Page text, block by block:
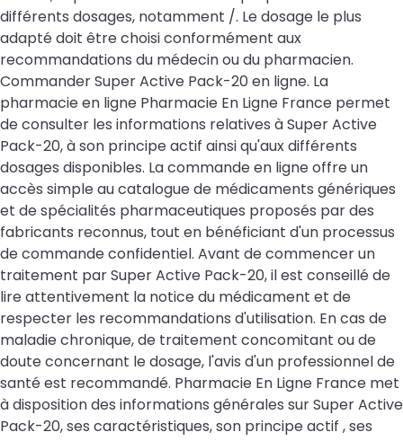
différents dosages, notamment /. Le dosage le plus
adapté doit être choisi conformément aux
recommandations du médecin ou du pharmacien.
Commander Super Active Pack-20 en ligne. La
pharmacie en ligne Pharmacie En Ligne France permet
de consulter les informations relatives à Super Active
Pack-20, à son principe actif ainsi qu'aux différents
dosages disponibles. La commande en ligne offre un
accès simple au catalogue de médicaments génériques
et de spécialités pharmaceutiques proposés par des
fabricants reconnus, tout en bénéficiant d'un processus
de commande confidentiel. Avant de commencer un
traitement par Super Active Pack-20, il est conseillé de
lire attentivement la notice du médicament et de
respecter les recommandations d'utilisation. En cas de
maladie chronique, de traitement concomitant ou de
doute concernant le dosage, l'avis d'un professionnel de
santé est recommandé. Pharmacie En Ligne France met
à disposition des informations générales sur Super Active
Pack-20, ses caractéristiques, son principe actif , ses